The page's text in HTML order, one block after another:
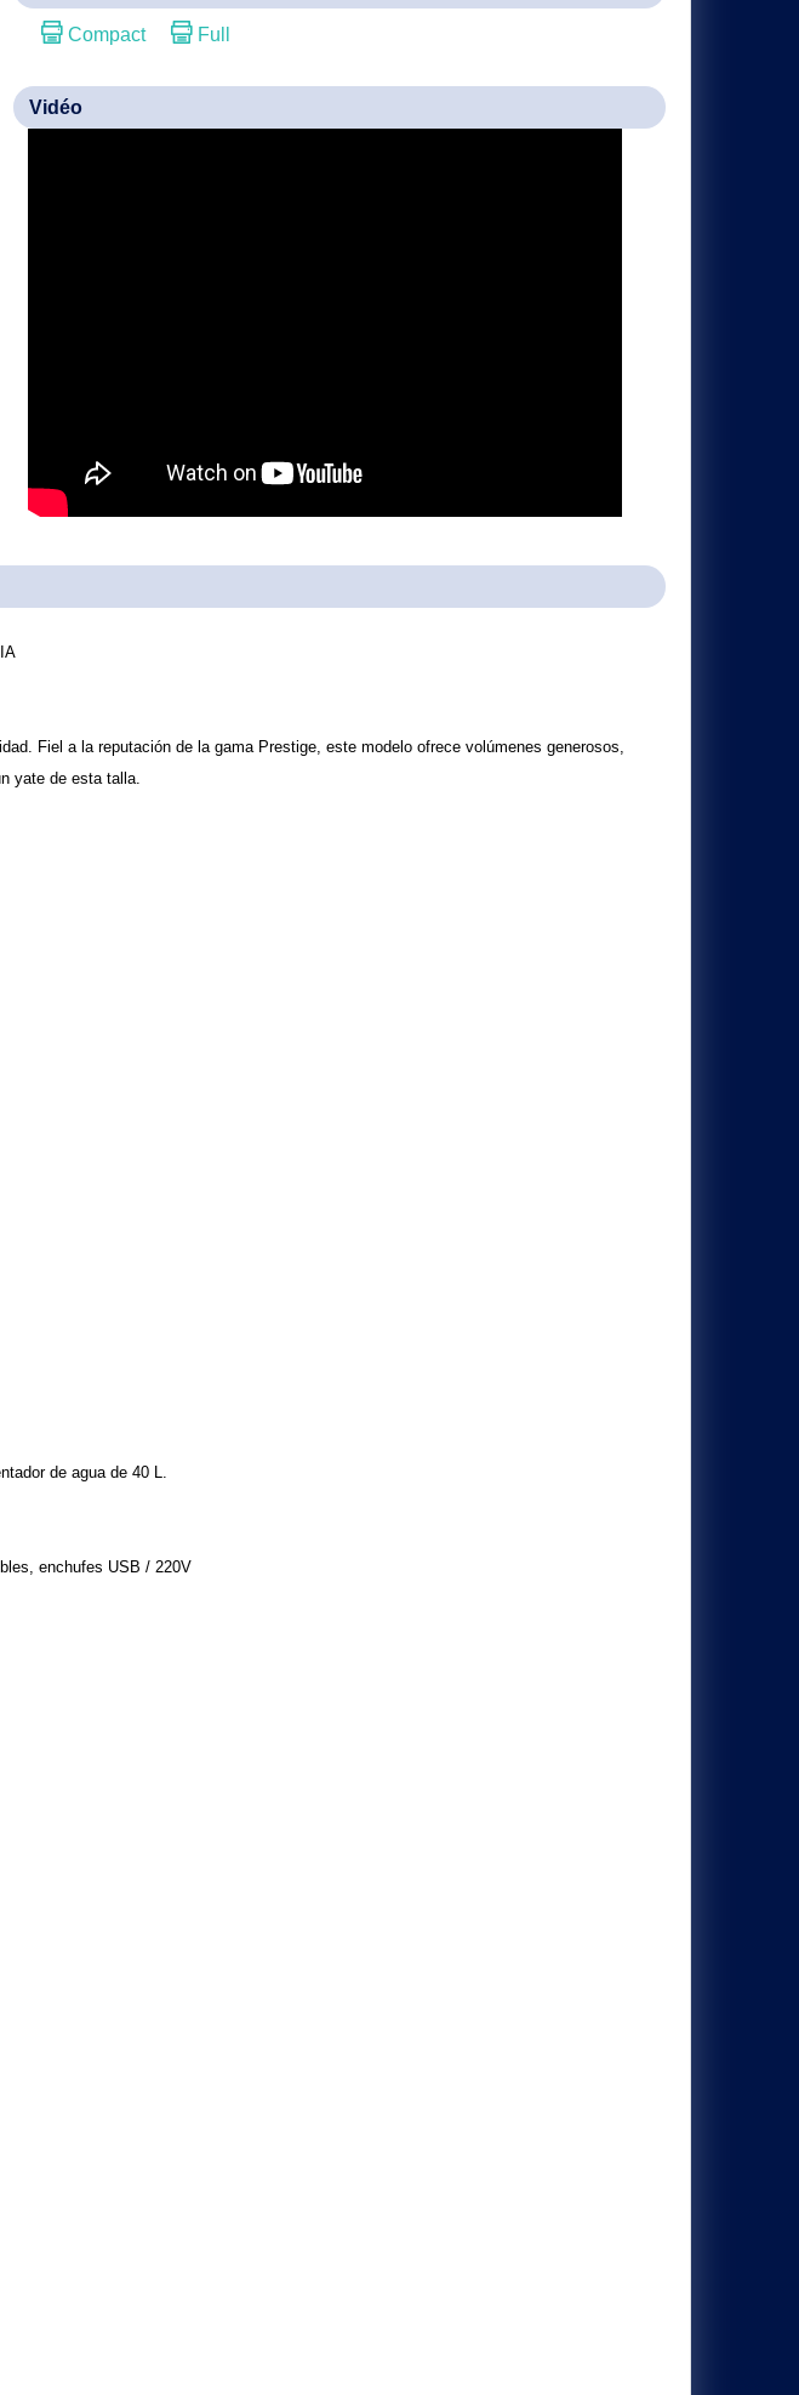
Compact Full
Vidéo
Fiel a la reputación de la gama Prestige, este modelo ofrece volúmenes generosos,
yate de esta talla.
de agua de 40 L.
enchufes USB / 220V